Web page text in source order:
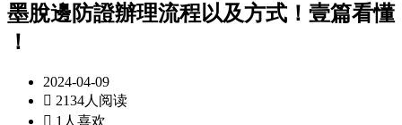
墨脫邊防證辦理流程以及方式！壹篇看懂️
！
2024-04-09
 2134人阅读
 1人喜欢